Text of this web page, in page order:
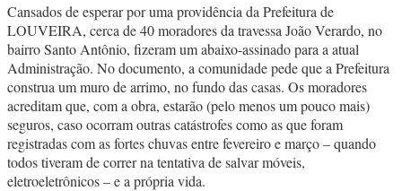
Cansados de esperar por uma providência da Prefeitura de
LOUVEIRA, cerca de 40 moradores da travessa João Verardo, no
bairro Santo Antônio, fizeram um abaixo-assinado para a atual
Administração. No documento, a comunidade pede que a Prefeitura
construa um muro de arrimo, no fundo das casas. Os moradores
acreditam que, com a obra, estarão (pelo menos um pouco mais)
seguros, caso ocorram outras catástrofes como as que foram
registradas com as fortes chuvas entre fevereiro e março – quando
todos tiveram de correr na tentativa de salvar móveis,
eletroeletrônicos – e a própria vida.